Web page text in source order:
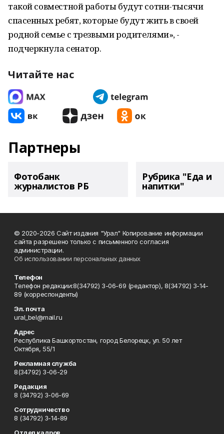
такой совместной работы будут сотни-тысячи
спасенных ребят, которые будут жить в своей
родной семье с трезвыми родителями», -
подчеркнула сенатор.
Читайте нас
Партнеры
Фотобанк
журналистов РБ
Рубрика "Еда и
напитки"
© 2020-2026 Сайт издания "Урал" Копирование информации
сайта разрешено только с письменного согласия
администрации.
Об использовании персональных данных
Телефон
Телефон редакции:8(34792) 3-06-69 (редактор), 8(34792) 3-14-
89 (корреспонденты)
Эл. почта
ural_bel@mail.ru
Адрес
Республика Башкортостан, город Белорецк, ул. 50 лет
Октября, 55/1
Рекламная служба
8(34792) 3-06-29
Редакция
8 (34792) 3-06-69
Сотрудничество
8 (34792) 3-14-89